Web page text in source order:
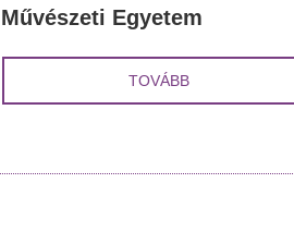
Művészeti Egyetem
TOVÁBB